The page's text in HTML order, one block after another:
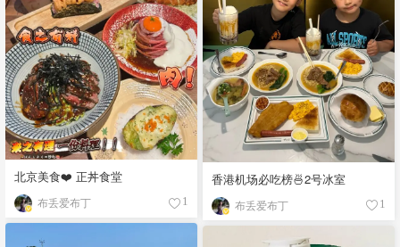
香港机场必吃榜🍜2号冰室
布丢爱布丁 1
北京美食❤️ 正丼食堂
布丢爱布丁 1